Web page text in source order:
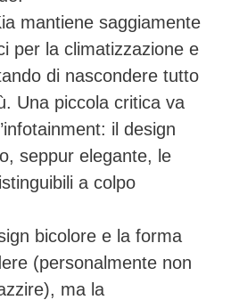
mantiene saggiamente
per la climatizzazione e
di nascondere tutto
Una piccola critica va
il design
seppur elegante, le
a colpo
bicolore e la forma
(personalmente non
ma la